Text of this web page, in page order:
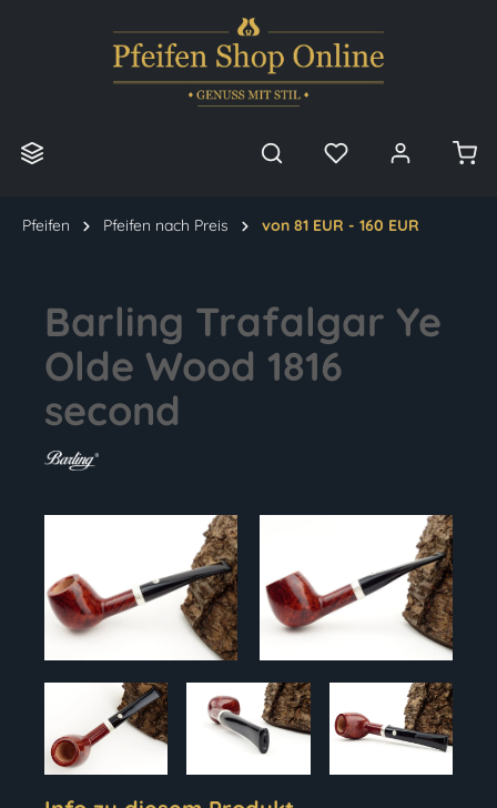
Pfeifen Pfeifen nach Preis von 81 EUR - 160 EUR
Barling Trafalgar Ye
Olde Wood 1816
second